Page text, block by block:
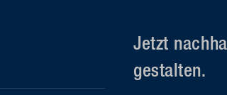
Jetzt
gestalten.